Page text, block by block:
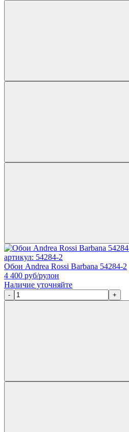
артикул: 54284-2
Обои Andrea Rossi Barbana 54284-2
4 400 руб/рулон
Наличие уточняйте
- +